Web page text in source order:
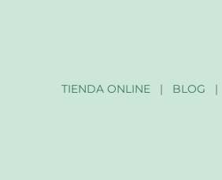
TIENDA ONLINE| BLOG |